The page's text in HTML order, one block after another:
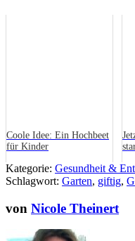
Coole Idee: Ein Hochbeet
für Kinder
Kategorie: Gesundheit &
Schlagwort: Garten, giftig,
von Nicole Theinert